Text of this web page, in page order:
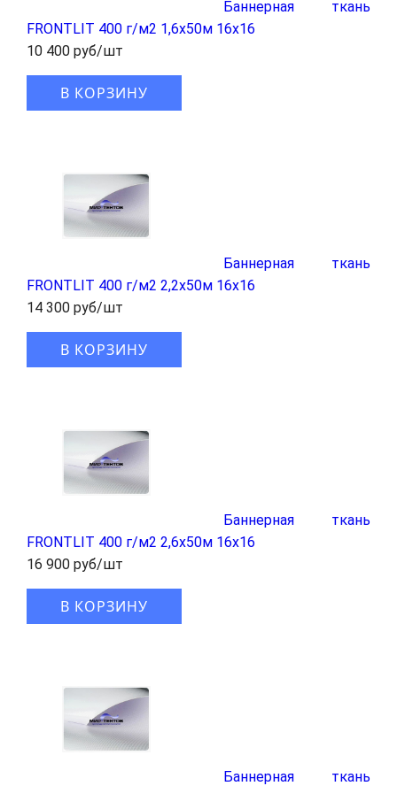
Баннерная ткань
FRONTLIT 400 г/м2 1,6x50м 16x16
10 400 руб/шт
В КОРЗИНУ
Баннерная ткань
FRONTLIT 400 г/м2 2,2x50м 16x16
14 300 руб/шт
В КОРЗИНУ
Баннерная ткань
FRONTLIT 400 г/м2 2,6x50м 16x16
16 900 руб/шт
В КОРЗИНУ
Баннерная ткань